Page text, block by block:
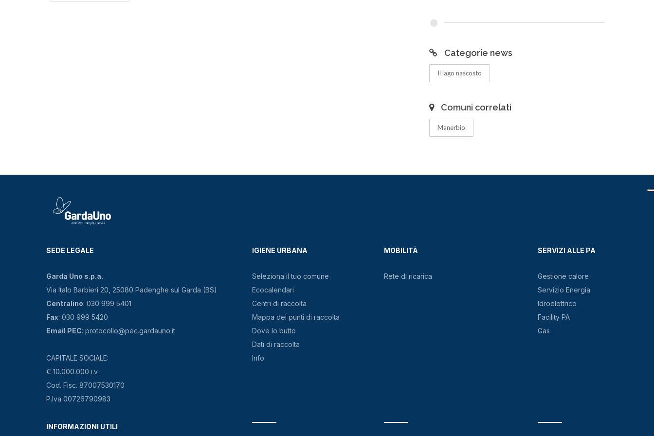
Categorie news
Il lago nascosto
Comuni correlati
Manerbio
SEDE LEGALE
Garda Uno s.p.a.
Via Italo Barbieri 20, 25080 Padenghe sul Garda (BS)
Centralino: 030 999 5401
Fax: 030 999 5420
Email PEC: protocollo@pec.gardauno.it
CAPITALE SOCIALE:
€ 10.000.000 i.v.
Cod. Fisc. 87007530170
P.Iva 00726790983
IGIENE URBANA
Seleziona il tuo comune
Ecocalendari
Centri di raccolta
Mappa dei punti di raccolta
Dove lo butto
Dati di raccolta
Info
MOBILITÀ
Rete di ricarica
SERVIZI ALLE PA
Gestione calore
Servizio Energia
Idroelettrico
Facility PA
Gas
INFORMAZIONI UTILI